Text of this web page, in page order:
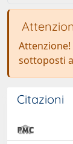
sottoposti
Citazioni